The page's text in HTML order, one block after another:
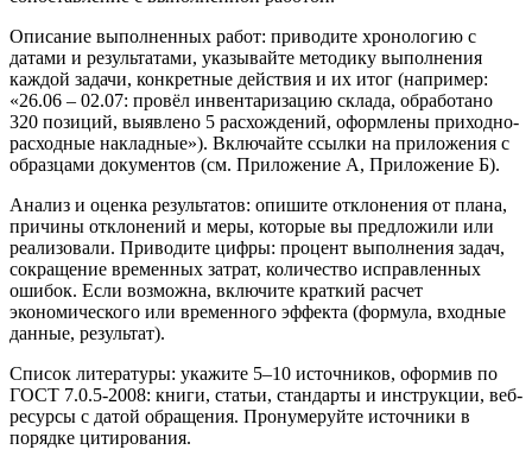
Описание выполненных работ: приводите хронологию с
датами и результатами, указывайте методику выполнения
каждой задачи, конкретные действия и их итог (например:
«26.06 – 02.07: провёл инвентаризацию склада, обработано
320 позиций, выявлено 5 расхождений, оформлены приходно-
расходные накладные»). Включайте ссылки на приложения с
образцами документов (см. Приложение А, Приложение Б).
Анализ и оценка результатов: опишите отклонения от плана,
причины отклонений и меры, которые вы предложили или
реализовали. Приводите цифры: процент выполнения задач,
сокращение временных затрат, количество исправленных
ошибок. Если возможна, включите краткий расчет
экономического или временного эффекта (формула, входные
данные, результат).
Список литературы: укажите 5–10 источников, оформив по
ГОСТ 7.0.5‑2008: книги, статьи, стандарты и инструкции, веб-
ресурсы с датой обращения. Пронумеруйте источники в
порядке цитирования.